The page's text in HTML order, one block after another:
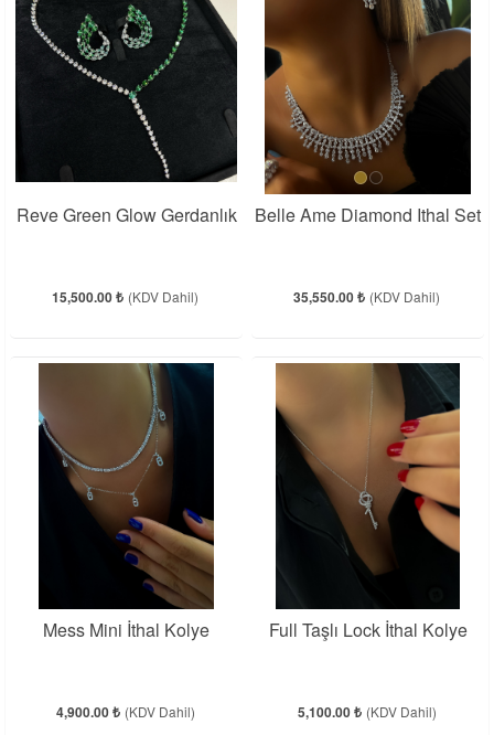
Reve Green Glow Gerdanlık
15,500.00 ₺ (KDV Dahil)
Belle Ame Diamond Ithal Set
35,550.00 ₺ (KDV Dahil)
Mess Mini İthal Kolye
4,900.00 ₺ (KDV Dahil)
Full Taşlı Lock İthal Kolye
5,100.00 ₺ (KDV Dahil)